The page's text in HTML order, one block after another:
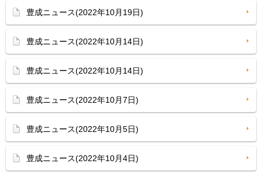
豊成ニュース(2022年10月19日)
豊成ニュース(2022年10月14日)
豊成ニュース(2022年10月14日)
豊成ニュース(2022年10月7日)
豊成ニュース(2022年10月5日)
豊成ニュース(2022年10月4日)